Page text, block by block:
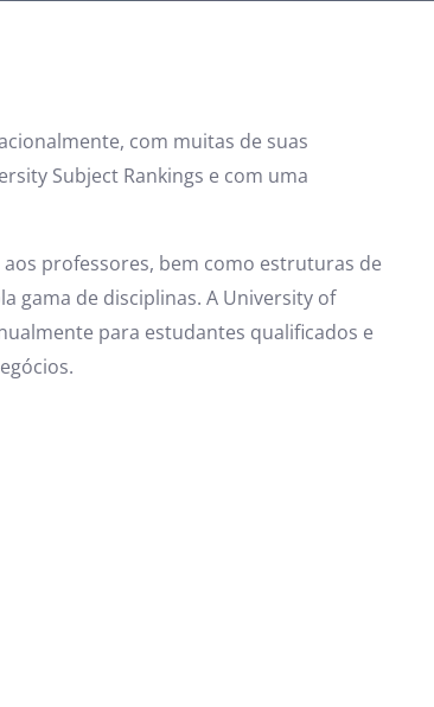
com muitas de suas
Subject Rankings e com uma
professores, bem como estruturas de
gama de disciplinas. A University of
para estudantes qualificados e